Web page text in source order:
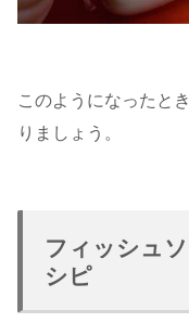
このようになったと
りましょう。
フィッシュ
シピ